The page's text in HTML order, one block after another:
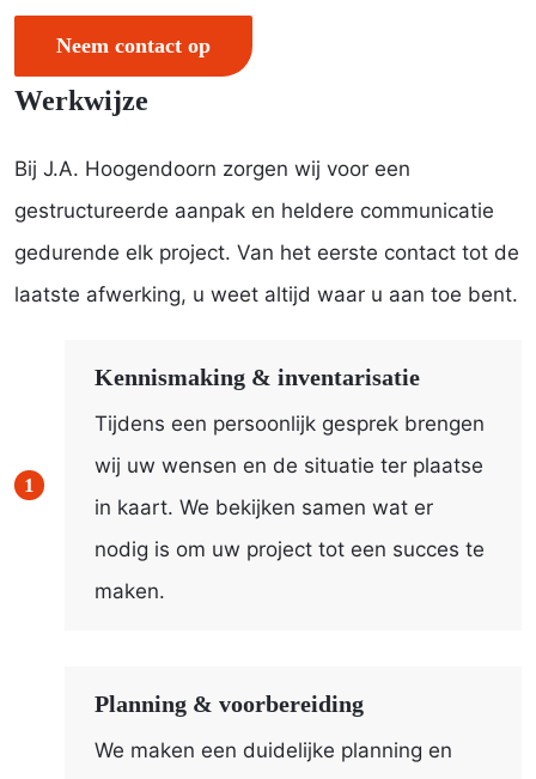
Neem contact op
Werkwijze
Bij J.A. Hoogendoorn zorgen wij voor een
gestructureerde aanpak en heldere communicatie
gedurende elk project. Van het eerste contact tot de
laatste afwerking, u weet altijd waar u aan toe bent.
Kennismaking & inventarisatie
Tijdens een persoonlijk gesprek brengen
wij uw wensen en de situatie ter plaatse
in kaart. We bekijken samen wat er
nodig is om uw project tot een succes te
maken.
Planning & voorbereiding
We maken een duidelijke planning en